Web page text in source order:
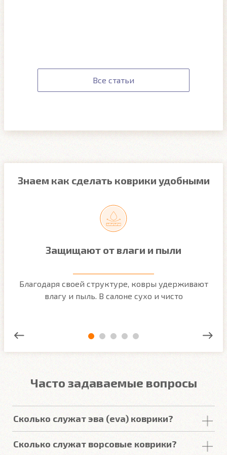
Все статьи
Знаем как сделать коврики удобными
Защищают от влаги и пыли
Благодаря своей структуре, ковры удерживают
влагу и пыль. В салоне сухо и чисто
Часто задаваемые вопросы
Сколько служат эва (eva) коврики?
покрытий изЕВА в среднем составляет 2-3
.
Сколько служат ворсовые коврики?